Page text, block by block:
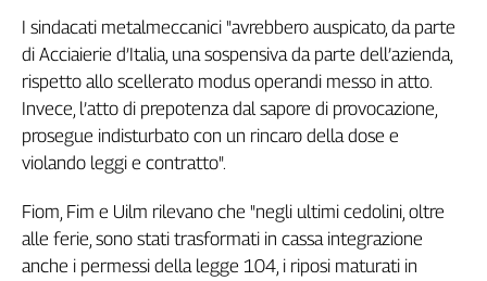
120
anni
Cgil
Collettiva
Academy
Rubriche
Collettiva
I sindacati metalmeccanici "avrebbero auspicato, da parte
di Acciaierie d’Italia, una sospensiva da parte dell’azienda,
rispetto allo scellerato modus operandi messo in atto.
Invece, l’atto di prepotenza dal sapore di provocazione,
prosegue indisturbato con un rincaro della dose e
violando leggi e contratto".
Fiom, Fim e Uilm rilevano che "negli ultimi cedolini, oltre
alle ferie, sono stati trasformati in cassa integrazione
anche i permessi della legge 104, i riposi maturati in